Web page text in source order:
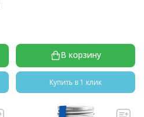
В корзину
Купить в 1 клик